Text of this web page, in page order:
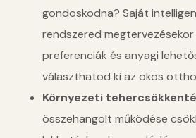
gondoskodna? Saját
rendszered megtervezésekor
preferenciák és anyagi
választhatod ki az okos
Környezeti
összehangolt működése